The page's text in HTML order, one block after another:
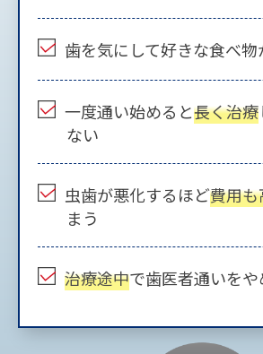
歯を気にして好きな食べ物
一度通い始めると長く治療
ない
虫歯が悪化するほど費用
まう
治療途中で歯医者通いを